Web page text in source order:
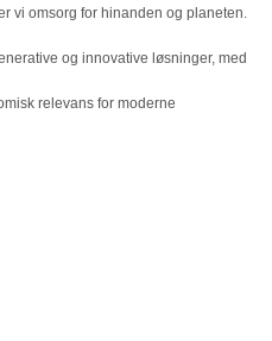
vi omsorg for hinanden og planeten.
og innovative løsninger, med
relevans for moderne